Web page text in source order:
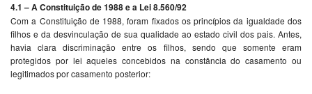
4.1 – A Constituição de 1988 e a Lei 8.560/92
Com a Constituição de 1988, foram fixados os princípios da igualdade dos
filhos e da desvinculação de sua qualidade ao estado civil dos pais. Antes,
havia clara discriminação entre os filhos, sendo que somente eram
protegidos por lei aqueles concebidos na constância do casamento ou
legitimados por casamento posterior: